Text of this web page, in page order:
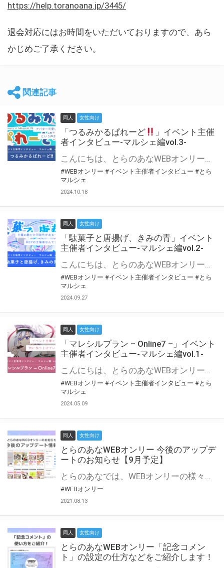
https://help.toranoana.jp/3445/
退会対応にはお時間をいただいておりますので、あら
かじめご了承ください。
関連記事
同人 女性向け
「つるみかるぱれーど
」イベント主催
者インタビュー-マルシェ編vol.3-
こんにちは、とらのあなWEBオンリー運営スタッフです。 新たにお届けする、イベント主催者インタビュー-マルシェ編-は、 とらのあなWEBオンリー「マルシェ」をご利用した主催様に 「マルシェ」を使って開催した感想や心がけをお聞きする企画です。 今回は、WEBオンリー初開催「つるみかるぱれーど
#WEBオンリー #イベント主催者インタビュー #とら
マルシェ
2024.10.18
同人 女性向け
「駄菓子と唐揚げ、きみの青」イベント
主催者インタビュー-マルシェ編vol.2-
こんにちは、とらのあなWEBオンリー運営スタッフです。 新たにお届けする、イベント主催者インタビュー-マルシェ編-は、 とらのあなWEBオンリー「マルシェ」をご利用の主催様に 「マルシェ」を使ってイベントを開催した感想や心がけをお聞きする企画です。 今回は、WEBオンリー初開催「駄菓子と唐揚げ、きみの青」より、 主催のぎこ六屋様にお話を伺いました。 協力：ぎこ六屋様／イベント公式Twitter（@krkgwks） とらのあなWEBオンリー「マルシェ」とは？ WEBオンリーでリアルタイムでコミュニケーションがとれるオンライン会場です。
#WEBオンリー #イベント主催者インタビュー #とら
マルシェ
2024.09.27
同人 女性向け
「マレシルプラン – Online7 –」イベント
主催者インタビュー-マルシェ編vol.1-
こんにちは、とらのあなWEBオンリー運営スタッフです。 新たにお届けする、イベント主催者インタビュー-マルシェ編-は、 とらのあなWEBオンリー「マルシェ」をご利用した主催様に 「マルシェ」を使って開催した感想や心がけをお聞きする企画です。 今回は、WEBオンリー開催7回目迎えた「マレシルプラン – Online7 –」より、 主催の玉川うた様にお話を伺いました。 ▼マレシルプランのインタビュー前回記事 「イベント主催者インタビュー vol.6」はこちら 協力：玉川うた様（マレシルプラン実行委員会 代表）／イベント公式Twitter（@mallesil_plan） とらのあなWEBオンリー「マルシェ」とは？ WEBオンリーでリアルタイムでコミュニケーションがとれるオンライン会場です。
#WEBオンリー #イベント主催者インタビュー #とら
マルシェ
2024.05.09
同人 女性向け
とらのあなWEBオンリー 今後のアップデ
ートのお知らせ【9月予定】
とらのあなでは、WEBオンリーの様々な支援を実施しています。 今回は2021年9月に実装を予定しているアップデート情報についてご紹介いたします。 とらのあなWEBオンリーサイトはこちら
#WEBオンリー
2021.08.13
同人 女性向け
とらのあなWEBオンリー「記念コメン
ト」の設定の仕方などをご紹介します！